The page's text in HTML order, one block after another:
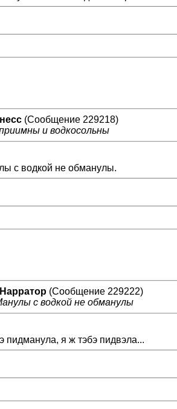
несс (Сообщение 229218)
и водкосольны
с водкой не обманулы.
Нарратор (Сообщение 229222)
с водкой не обманулы
пидманула, я ж тэбэ пидвэла...